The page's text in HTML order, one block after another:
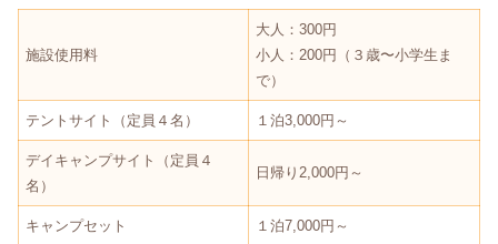
施設使用料
大人：300円
小人：200円（３歳〜小学生ま
で）
テントサイト（定員４名） １泊3,000円～
デイキャンプサイト（定員４
名）
日帰り2,000円～
キャンプセット １泊7,000円～